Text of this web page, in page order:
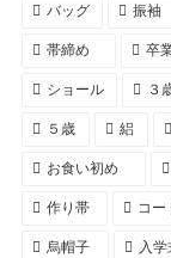
バッグ 振袖
帯締め 卒
ショール ３
５歳 絽
お食い初め
作り帯 コー
烏帽子 入学